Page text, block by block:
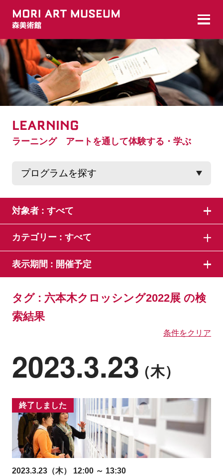
LEARNING
ラーニング アートを通して体験する・学ぶ
対象者 : すべて
カテゴリー : すべて
表示期間 : 開催予定
タグ : 六本木クロッシング2022展 の検
索結果
条件をクリア
2023.3.23（木）
終了しました
2023.3.23（木） 12:00 ～ 13:30